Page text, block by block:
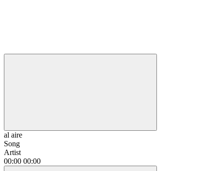
al aire
Song
Artist
00:00 00:00